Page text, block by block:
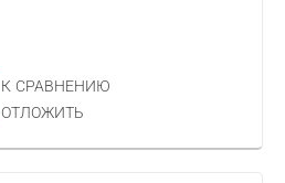
К СРАВНЕНИЮ
ОТЛОЖИТЬ